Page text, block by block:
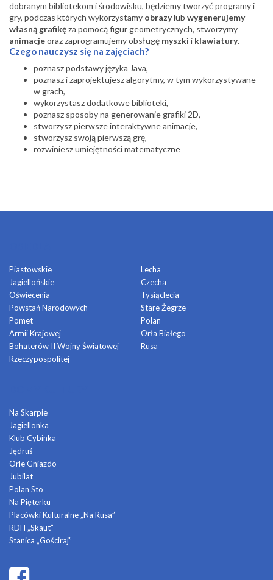
dobranym bibliotekom i środowisku, będziemy tworzyć programy i
gry, podczas których wykorzystamy obrazylub wygenerujemy
własną grafikęza pomocą figur geometrycznych, stworzymy
animacjeoraz zaprogramujemy obsługę myszki i klawiatury.
Czego nauczysz się na zajęciach?
poznasz podstawy języka Java,
poznasz i zaprojektujesz algorytmy, w tym wykorzystywane
w grach,
wykorzystasz dodatkowe biblioteki,
poznasz sposoby na generowanie grafiki 2D,
stworzysz pierwsze interaktywne animacje,
stworzysz swoją pierwszą grę,
rozwiniesz umiejętności matematyczne
Piastowskie
Jagiellońskie
Oświecenia
Powstań Narodowych
Pomet
Armii Krajowej
Bohaterów II Wojny Światowej
Rzeczypospolitej
Lecha
Czecha
Tysiąclecia
Stare Żegrze
Polan
Orła Białego
Rusa
Na Skarpie
Jagiellonka
Klub Cybinka
Jędruś
Orle Gniazdo
Jubilat
Polan Sto
Na Pięterku
Placówki Kulturalne „Na Rusa”
RDH „Skaut”
Stanica „Gościraj”